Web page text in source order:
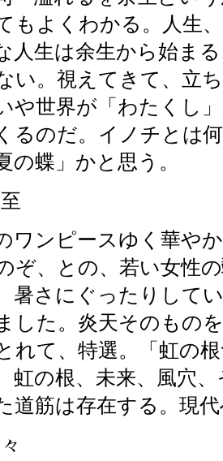
もよくわかる。人生
人生は余生から始ま
い。視えてきて、立
や世界が「わたくし
るのだ。イノチとは
の蝶」かと思う。
ワンピースゆく華や
ぞ、との、若い女性
暑さにぐったりして
した。炎天そのもの
れて、特選。「虹の
虹の根、未来、風穴
道筋は存在する。現